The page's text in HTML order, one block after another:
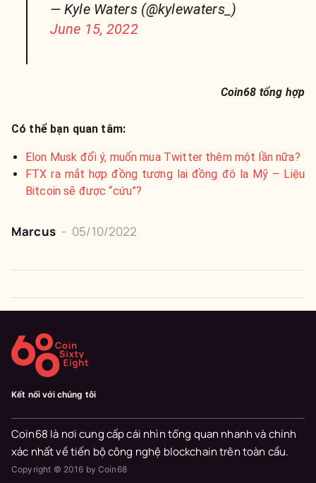
— Kyle Waters (@kylewaters_)
June 15, 2022
Coin68 tổng hợp
Có thể bạn quan tâm:
Elon Musk đổi ý, muốn mua Twitter thêm một lần nữa?
FTX ra mắt hợp đồng tương lai đồng đô la Mỹ – Liệu
Bitcoin sẽ được “cứu”?
Marcus - 05/10/2022
Kết nối với chúng tôi
Coin68 là nơi cung cấp cái nhìn tổng quan nhanh và chính
xác nhất về tiến bộ công nghệ blockchain trên toàn cầu.
Copyright © 2016 by Coin68